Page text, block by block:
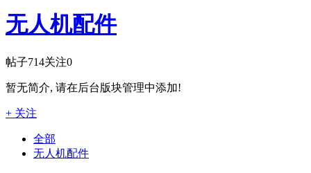
无人机配件
帖子714关注0
暂无简介, 请在后台版块管理中添加!
+ 关注
全部
无人机配件